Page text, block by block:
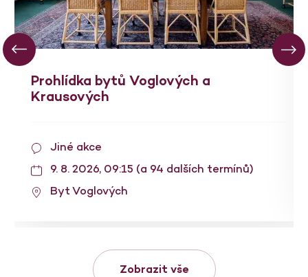
Prohlídka bytů Voglových a
Krausových
Jiné akce
9. 8. 2026, 09:15 (a 94 dalších termínů)
Byt Voglových
Zobrazit vše